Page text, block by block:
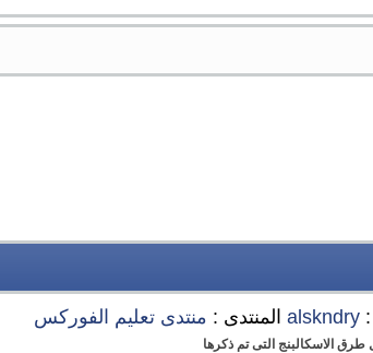
:
alskndry المنتدى : منتدى تعليم الفوركس
الاسكالبنج التى تم ذكرها